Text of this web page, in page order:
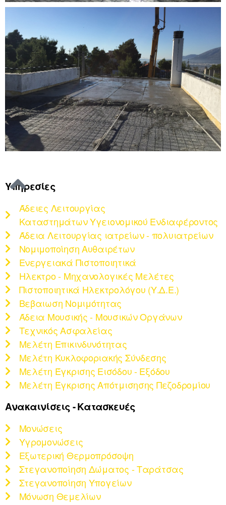
Υπηρεσίες
Άδειες Λειτουργίας
Καταστημάτων Υγειονομικού Ενδιαφέροντος
Άδεια Λειτουργίας ιατρείων - πολυιατρείων
Νομιμοποίηση Αυθαιρέτων
Ενεργειακά Πιστοποιητικά
Ηλεκτρο - Μηχανολογικές Μελέτες
Πιστοποιητικά Ηλεκτρολόγου (Υ.Δ.Ε.)
Βεβαιωση Νομιμότητας
Άδεια Μουσικής - Μουσικών Οργάνων
Τεχνικός Ασφαλείας
Μελέτη Επικινδυνότητας
Μελέτη Κυκλοφοριακής Σύνδεσης
Μελέτη Έγκρισης Εισόδου - Εξόδου
Μελέτη Έγκρισης Απότμισησης Πεζοδρομίου
Ανακαινίσεις - Κατασκευές
Μονώσεις
Υγρομονώσεις
Εξωτερική Θερμοπρόσοψη
Στεγανοποίηση Δώματος - Ταράτσας
Στεγανοποίηση Υπογείων
Μόνωση Θεμελίων